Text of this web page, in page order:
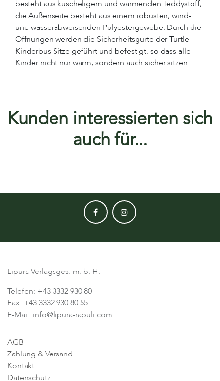
besteht aus kuscheligem und wärmenden Teddystoff,
die Außenseite besteht aus einem robusten, wind-
und wasserabweisenden Polyestergewebe. Durch die
Öffnungen werden die Sicherheitsgurte der Turtle
Kinderbus Sitze geführt und befestigt, so dass alle
Kinder nicht nur warm, sondern auch sicher sitzen.
Kunden interessierten sich
auch für...
Lipura Verlagsges. m. b. H.
Telefon: +43 3332 930 80
Fax: +43 3332 930 80 55
E-Mail: info@lipura-rapuli.com
AGB
Zahlung & Versand
Kontakt
Datenschutz